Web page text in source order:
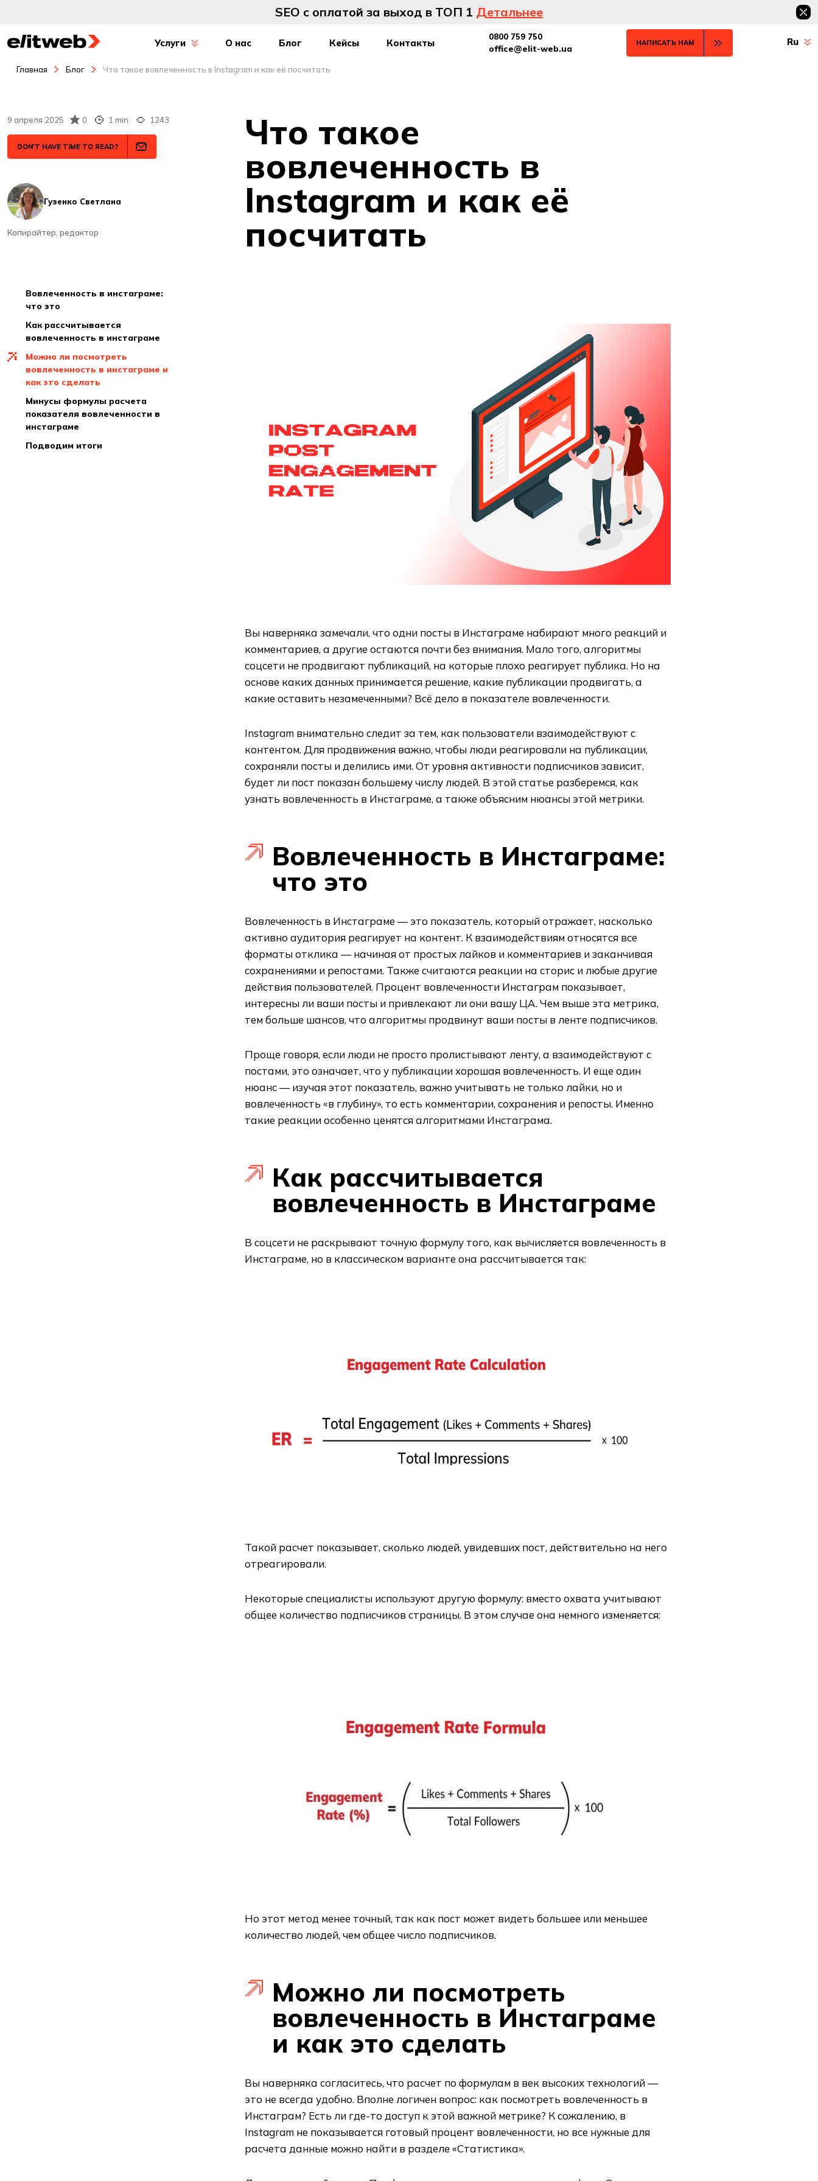
SEO с оплатой за выход в ТОП 1 Детальнее
Услуги О нас Блог Кейсы Контакты
0800 759 750
office@elit-web.ua
НАПИСАТЬ НАМ Ru
Главная Блог Что такое вовлеченность в Instagram и как её посчитать
9 апреля 2025 0 1 min 1243
DON'T HAVE TIME TO READ?
Гузенко Светлана
Копирайтер, редактор
Что такое
вовлеченность в
Instagram и как её
посчитать
вовлеченность в инстаграме:
что это
как рассчитывается
вовлеченность в инстаграме
можно ли посмотреть
вовлеченность в инстаграме и
как это сделать
минусы формулы расчета
показателя вовлеченности в
инстаграме
подводим итоги
Вы наверняка замечали, что одни посты в Инстаграме набирают много реакций и
комментариев, а другие остаются почти без внимания. Мало того, алгоритмы
соцсети не продвигают публикаций, на которые плохо реагирует публика. Но на
основе каких данных принимается решение, какие публикации продвигать, а
какие оставить незамеченными? Всё дело в показателе вовлеченности.
Instagram внимательно следит за тем, как пользователи взаимодействуют с
контентом. Для продвижения важно, чтобы люди реагировали на публикации,
сохраняли посты и делились ими. От уровня активности подписчиков зависит,
будет ли пост показан большему числу людей. В этой статье разберемся, как
узнать вовлеченность в Инстаграме, а также объясним нюансы этой метрики.
Вовлеченность в Инстаграме:
что это
Вовлеченность в Инстаграме — это показатель, который отражает, насколько
активно аудитория реагирует на контент. К взаимодействиям относятся все
форматы отклика — начиная от простых лайков и комментариев и заканчивая
сохранениями и репостами. Также считаются реакции на сторис и любые другие
действия пользователей. Процент вовлеченности Инстаграм показывает,
интересны ли ваши посты и привлекают ли они вашу ЦА. Чем выше эта метрика,
тем больше шансов, что алгоритмы продвинут ваши посты в ленте подписчиков.
Проще говоря, если люди не просто пролистывают ленту, а взаимодействуют с
постами, это означает, что у публикации хорошая вовлеченность. И еще один
нюанс — изучая этот показатель, важно учитывать не только лайки, но и
вовлеченность «в глубину», то есть комментарии, сохранения и репосты. Именно
такие реакции особенно ценятся алгоритмами Инстаграма.
Как рассчитывается
вовлеченность в Инстаграме
В соцсети не раскрывают точную формулу того, как вычисляется вовлеченность в
Инстаграме, но в классическом варианте она рассчитывается так:
Такой расчет показывает, сколько людей, увидевших пост, действительно на него
отреагировали.
Некоторые специалисты используют другую формулу: вместо охвата учитывают
общее количество подписчиков страницы. В этом случае она немного изменяется:
Но этот метод менее точный, так как пост может видеть большее или меньшее
количество людей, чем общее число подписчиков.
Можно ли посмотреть
вовлеченность в Инстаграме
и как это сделать
Вы наверняка согласитесь, что расчет по формулам в век высоких технологий —
это не всегда удобно. Вполне логичен вопрос: как посмотреть вовлеченность в
Инстаграм? Есть ли где-то доступ к этой важной метрике? К сожалению, в
Instagram не показывается готовый процент вовлеченности, но все нужные для
расчета данные можно найти в разделе «Статистика».